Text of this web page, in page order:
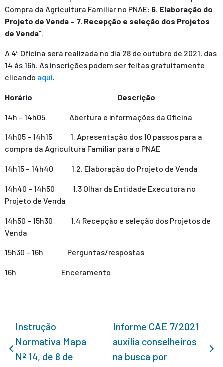
Compra da Agricultura Familiar no PNAE: 6. Elaboração do
Projeto de Venda – 7. Recepção e seleção dos Projetos
de Venda“.
A 4ª Oficina será realizada no dia 28 de outubro de 2021, das
14 às 16h. As inscrições podem ser feitas gratuitamente
clicando aqui.
Horário Descrição
14h – 14h05 Abertura e informações da Oficina
14h05 – 14h15 1. Apresentação dos 10 passos para a
compra da Agricultura Familiar para o PNAE
14h15 – 14h40 1.2. Elaboração do Projeto de Venda
14h40 – 14h50 1.3 Olhar da Entidade Executora no
Projeto de Venda
14h50 – 15h30 1.4 Recepção e seleção dos Projetos de
Venda
15h30 – 16h Perguntas/respostas
16h Enceramento
Instrução
Normativa Mapa
Nº 14, de 8 de
Informe CAE 7/2021
auxilia conselheiros
na busca por